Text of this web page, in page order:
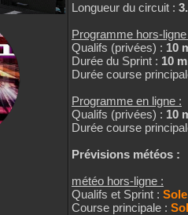
Longueur du circuit :
Programme hors-
Qualifs (privées) : 10
Durée du Sprint : 10
Durée course
Programme en ligne :
Qualifs (privées) : 10
Durée course
Prévisions météos :
météo hors-ligne :
Qualifs et Sprint :
Course principale :